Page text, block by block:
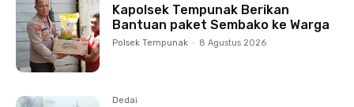
Kapolsek Tempunak Berikan
Bantuan paket Sembako ke Warga
Polsek Tempunak - 8 Agustus 2026
Dedai